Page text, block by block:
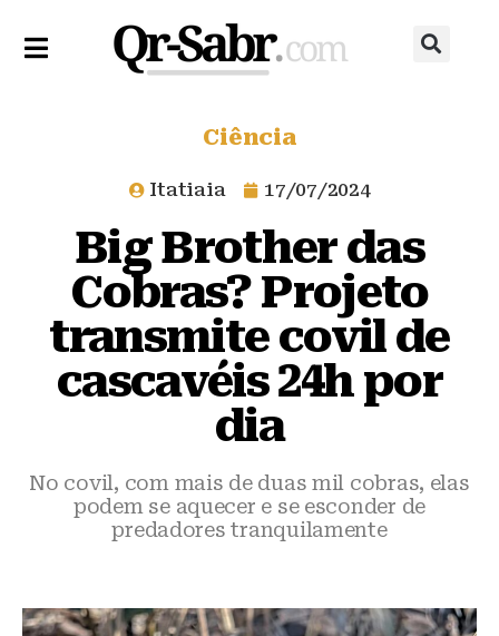
Ciência
Itatiaia 17/07/2024
Big Brother das
Cobras? Projeto
transmite covil de
cascavéis 24h por
dia
No covil, com mais de duas mil cobras, elas
podem se aquecer e se esconder de
predadores tranquilamente